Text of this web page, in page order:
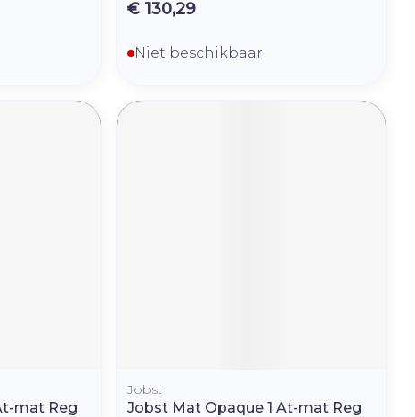
€ 130,29
Niet beschikbaar
mat Reg
Jobst
Jobst Mat Opaque 1 At-mat Reg